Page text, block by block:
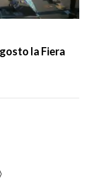
la Fiera